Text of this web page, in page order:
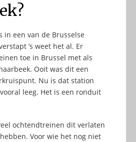
in een van de Brusselse
’s weet het al. Er
toe in Brussel met als
Ooit was dit een
Nu is dat station
leeg. Het is een ronduit
ochtendtreinen dit verlaten
Voor wie het nog niet